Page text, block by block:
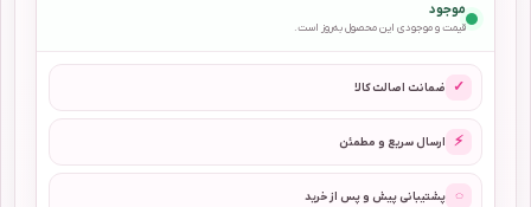
موجود
قیمت و موجودی این محصول به‌روز است.
✓ ضمانت اصالت کالا
⚡ ارسال سریع و مطمئن
◌ پشتیبانی پیش و پس از خرید